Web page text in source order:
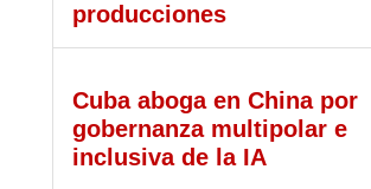
producciones
Cuba aboga en China por
gobernanza multipolar e
inclusiva de la IA